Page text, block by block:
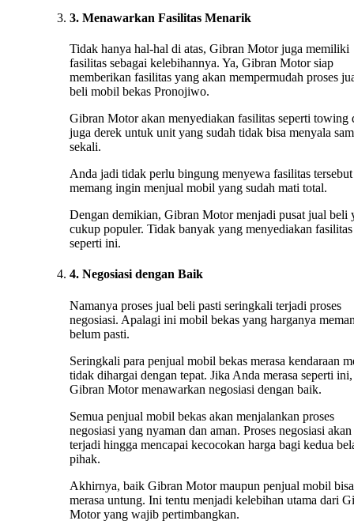
3. Menawarkan Fasilitas Menarik
Tidak hanya hal-hal di atas, Gibran Motor juga memiliki
fasilitas sebagai kelebihannya. Ya, Gibran Motor siap
memberikan fasilitas yang akan mempermudah proses
beli mobil bekas Pronojiwo.
Gibran Motor akan menyediakan fasilitas seperti towing
juga derek untuk unit yang sudah tidak bisa menyala
sekali.
Anda jadi tidak perlu bingung menyewa fasilitas
memang ingin menjual mobil yang sudah mati total.
Dengan demikian, Gibran Motor menjadi pusat jual beli
cukup populer. Tidak banyak yang menyediakan fasilitas
seperti ini.
4. Negosiasi dengan Baik
Namanya proses jual beli pasti seringkali terjadi proses
negosiasi. Apalagi ini mobil bekas yang harganya
belum pasti.
Seringkali para penjual mobil bekas merasa kendaraan
tidak dihargai dengan tepat. Jika Anda merasa seperti ini,
Gibran Motor menawarkan negosiasi dengan baik.
Semua penjual mobil bekas akan menjalankan proses
negosiasi yang nyaman dan aman. Proses negosiasi akan
terjadi hingga mencapai kecocokan harga bagi kedua
pihak.
Akhirnya, baik Gibran Motor maupun penjual mobil bisa
merasa untung. Ini tentu menjadi kelebihan utama dari
Motor yang wajib pertimbangkan.